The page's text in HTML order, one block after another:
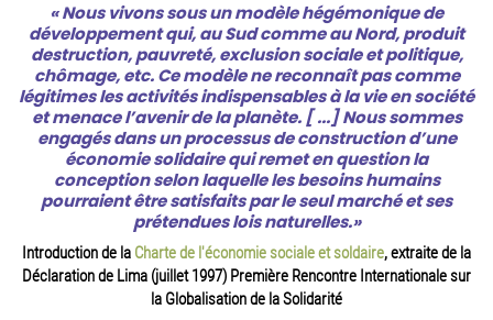
« Nous vivons sous un modèle hégémonique de
développement qui, au Sud comme au Nord, produit
destruction, pauvreté, exclusion sociale et politique,
chômage, etc. Ce modèle ne reconnaît pas comme
légitimes les activités indispensables à la vie en société
et menace l’avenir de la planète. [ ...] Nous sommes
engagés dans un processus de construction d’une
économie solidaire qui remet en question la
conception selon laquelle les besoins humains
pourraient être satisfaits par le seul marché et ses
prétendues lois naturelles.»
Introduction de la Charte de l'économie sociale et soldaire, extraite de la
Déclaration de Lima (juillet 1997) Première Rencontre Internationale sur
la Globalisation de la Solidarité